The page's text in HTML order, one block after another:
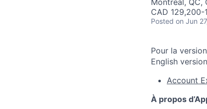
Montreal, QC,
CAD
Posted on Jun
Pour la
English
Account
À propos